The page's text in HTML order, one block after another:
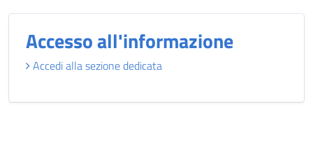
Accesso all'informazione
Accedi alla sezione dedicata